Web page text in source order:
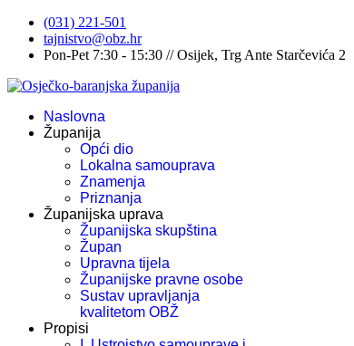
(031) 221-501
tajnistvo@obz.hr
Pon-Pet 7:30 - 15:30 // Osijek, Trg Ante Starčevića 2
Naslovna
Županija
Opći dio
Lokalna samouprava
Znamenja
Priznanja
Županijska uprava
Županijska skupština
Župan
Upravna tijela
Županijske pravne osobe
Sustav upravljanja
kvalitetom OBŽ
Propisi